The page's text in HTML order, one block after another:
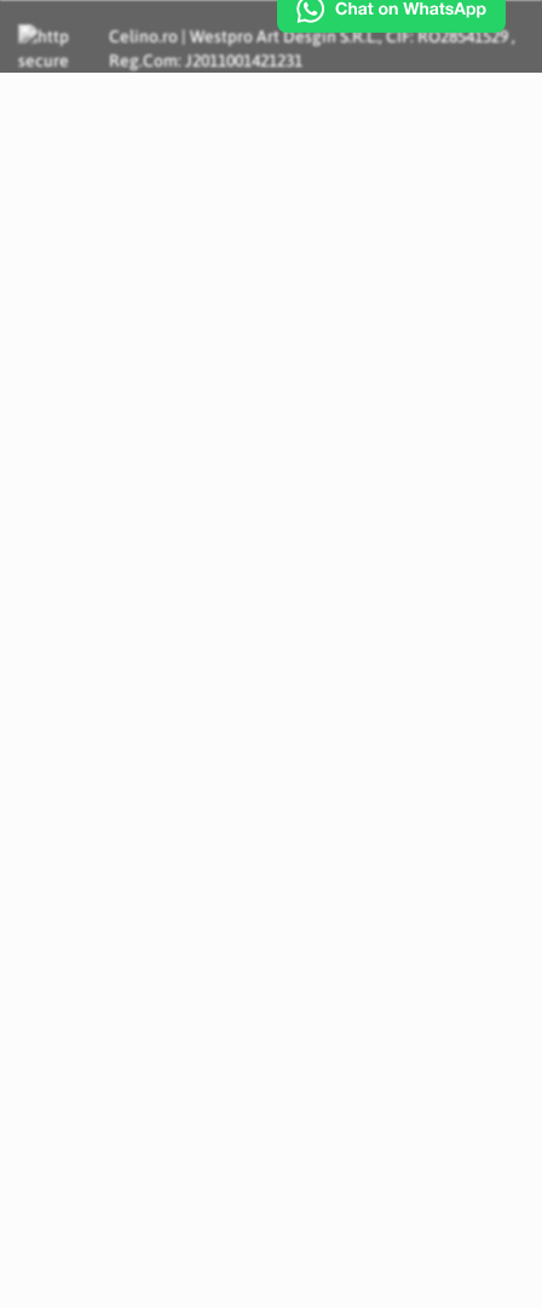
Celino.ro | Westpro Art Desgin S.R.L., CIF: RO28541529 ,
Reg.Com: J2011001421231